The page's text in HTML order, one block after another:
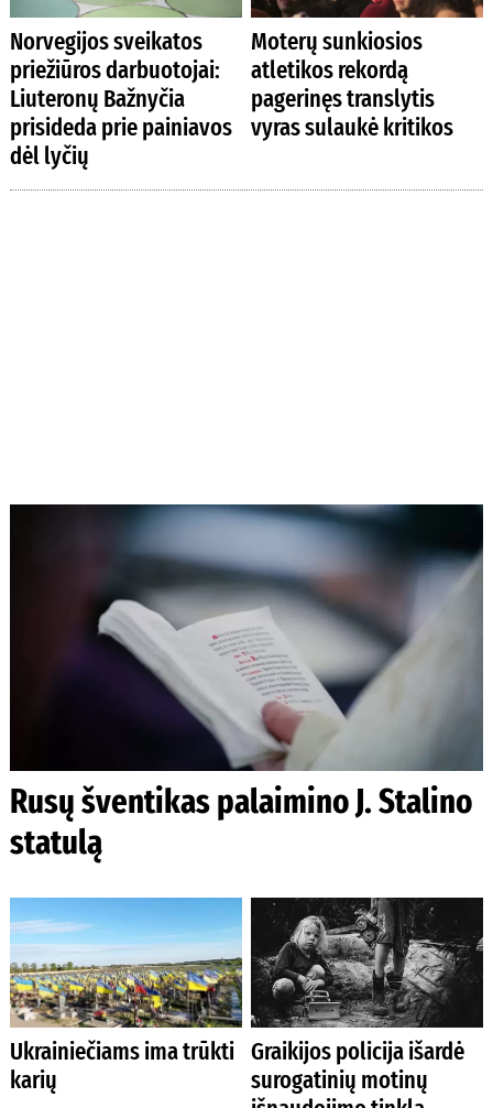
Norvegijos sveikatos
priežiūros darbuotojai:
Liuteronų Bažnyčia
prisideda prie painiavos
dėl lyčių
Moterų sunkiosios
atletikos rekordą
pagerinęs translytis
vyras sulaukė kritikos
Rusų šventikas palaimino J. Stalino
statulą
Ukrainiečiams ima trūkti
karių
Graikijos policija išardė
surogatinių motinų